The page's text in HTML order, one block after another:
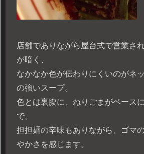
店舗でありながら屋台式で営業さ
が暗く、
なかなか色が伝わりにくいのがネ
の強いスープ。
色とは裏腹に、ねりごまがベース
で、
担担麺の辛味もありながら、ゴマ
やかさを感じます。